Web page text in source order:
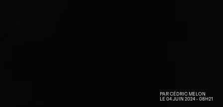
PARCÉDRIC MELON
LE 04 JUIN 2024 - 08H21